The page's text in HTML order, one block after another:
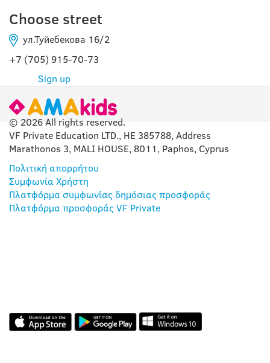
Choose street
ул.Туйебекова 16/2
+7 (705) 915-70-73
Sign up
© 2026 All rights reserved.
VF Private Education LTD., HE 385788, Address
Marathonos 3, MALI HOUSE, 8011, Paphos, Cyprus
Πολιτική απορρήτου
Συμφωνία Χρήστη
Πλατφόρμα συμφωνίας δημόσιας προσφοράς
Πλατφόρμα προσφοράς VF Private